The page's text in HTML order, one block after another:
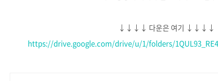
↓↓↓↓ 다운은 여기 ↓↓↓↓
https://drive.google.com/drive/u/1/folders/